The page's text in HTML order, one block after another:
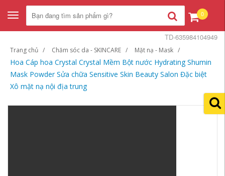
Toggle
navigation
0
Trang chủ Chăm sóc da - SKINCARE Mặt nạ - Mask
Hoa Cáp hoa Crystal Crystal Mềm Bột nước Hydrating Shumin
Mask Powder Sửa chữa Sensitive Skin Beauty Salon Đặc biệt
Xô mặt nạ nội địa trung
TD-635984104949